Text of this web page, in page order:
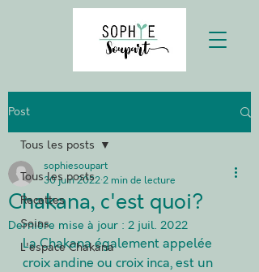
Post
Tous les posts
Recettes
Soins
L'espace Chakana
Tous les posts
Chakana, c'est quoi?
sophiesoupart
30 juin 2022 2 min de lecture
Dernière mise à jour : 2 juil. 2022
La Chakana également appelée
croix andine ou croix inca, est un